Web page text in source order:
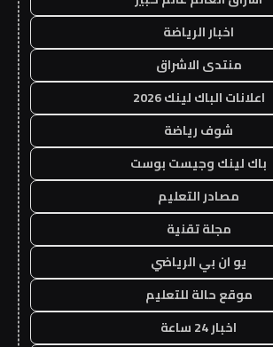
اخبار الرياضة
منتدى الاشراق
اعلانات الباك لينك 2026
شوف رياضة
باك لينك وجيست بوست
مصادر التعليم
مجلة تقنية
يو ان بي الرياضي
موقع حالة للتعليم
اخبار 24 ساعة